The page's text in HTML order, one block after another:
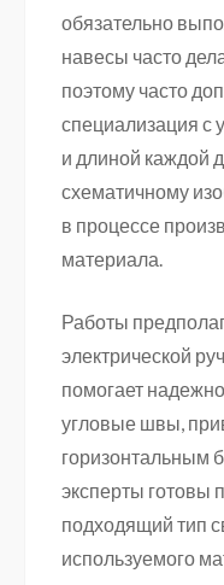
обязательно
навесы часто
поэтому часто
специализация с
и длиной каждой
схематичному
в процессе
материала.
Работы
электрической
помогает
угловые швы,
горизонтальным
эксперты готовы
подходящий тип
используемого